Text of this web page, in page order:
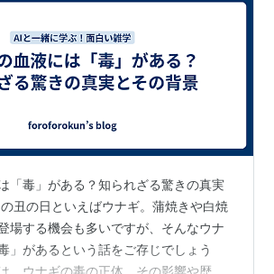
「毒」がある？知られざる驚きの真実
丑の日といえばウナギ。蒲焼きや白焼
場する機会も多いですが、そんなウナ
」があるという話をご存じでしょう
、ウナギの毒の正体、その影響や歴史